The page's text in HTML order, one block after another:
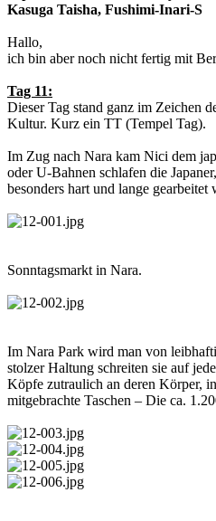
Kasuga Taisha, Fushimi-Inari-S
Hallo,
ich bin aber noch nicht fertig mit
Tag 11:
Dieser Tag stand ganz im Zeichen
Kultur. Kurz ein TT (Tempel Tag).
Im Zug nach Nara kam Nici dem
oder U-Bahnen schlafen die
besonders hart und lange gearbeitet
Sonntagsmarkt in Nara.
Im Nara Park wird man von
stolzer Haltung schreiten sie auf
Köpfe zutraulich an deren Körper,
mitgebrachte Taschen – Die ca.